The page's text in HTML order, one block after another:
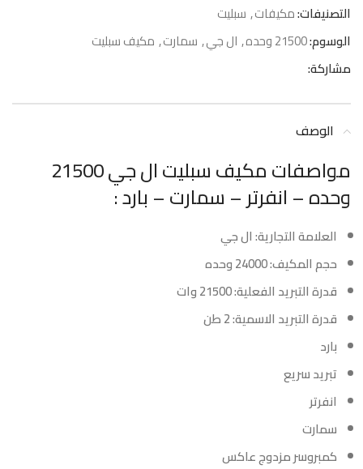
التصنيفات:مكيفات, سبليت
الوسوم:21500 وحده , ال جي, سمارت, مكيف سبليت
مشاركة:
الوصف
مواصفات مكيف سبليت ال جي 21500
وحده – انفرتر – سمارت – بارد :
العلامة التجارية: ال جي
حجم المكيف: 24000 وحده
قدرة التبريد الفعلية: 21500 وات
قدرة التبريد الاسمية: 2 طن
بارد
تبريد سريع
انفرتر
سمارت
كمبروسر مزدوج عاكس